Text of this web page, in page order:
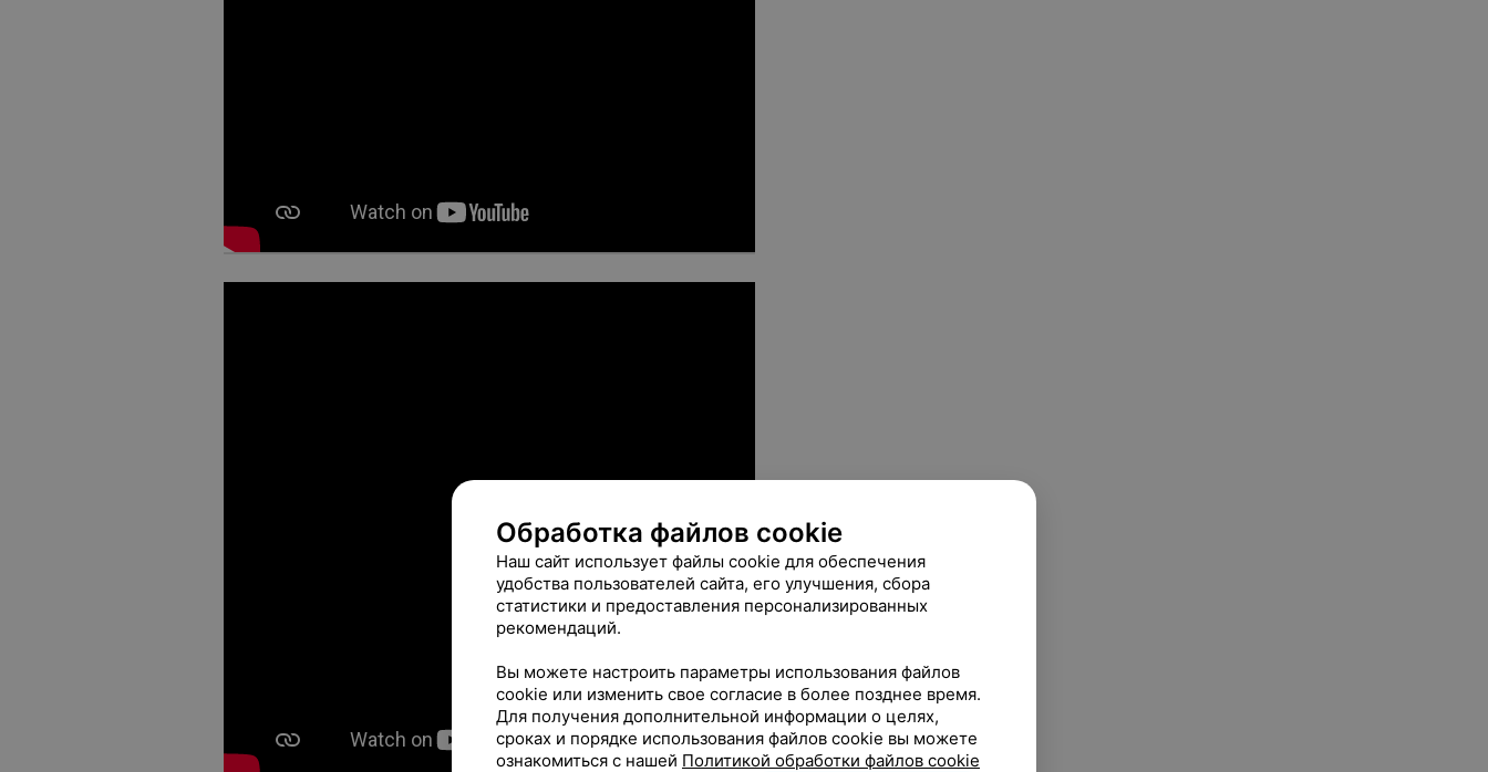
Обработка файлов cookie
Наш сайт использует файлы cookie для обеспечения
удобства пользователей сайта, его улучшения, сбора
статистики и предоставления персонализированных
рекомендаций.
Вы можете настроить параметры использования файлов
cookie или изменить свое согласие в более позднее время.
Для получения дополнительной информации о целях,
сроках и порядке использования файлов cookie вы можете
ознакомиться с нашей Политикой обработки файлов cookie